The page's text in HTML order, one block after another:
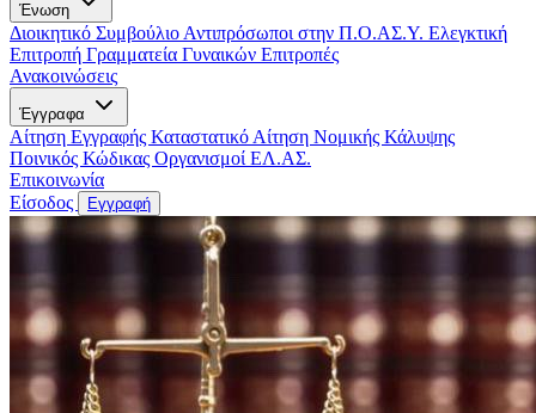
Ένωση
Διοικητικό Συμβούλιο Αντιπρόσωποι στην Π.Ο.ΑΣ.Υ. Ελεγκτική
Επιτροπή Γραμματεία Γυναικών Επιτροπές
Ανακοινώσεις
Έγγραφα
Αίτηση Εγγραφής Καταστατικό Αίτηση Νομικής Κάλυψης
Ποινικός Κώδικας Οργανισμοί ΕΛ.ΑΣ.
Επικοινωνία
Είσοδος
Εγγραφή